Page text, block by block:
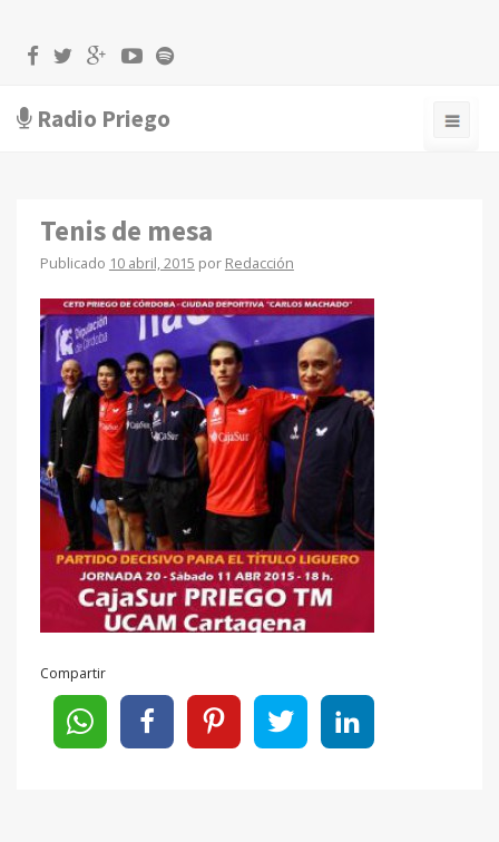
Radio Priego
Tenis de mesa
Publicado 10 abril, 2015 por Redacción
Compartir